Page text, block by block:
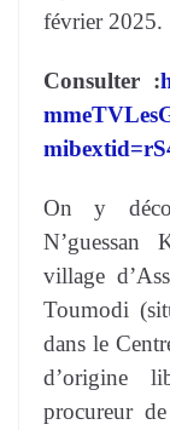
février 2025.
Consulter :
On y
N’guessan
village
Toumodi
dans le
d’origine
procureur